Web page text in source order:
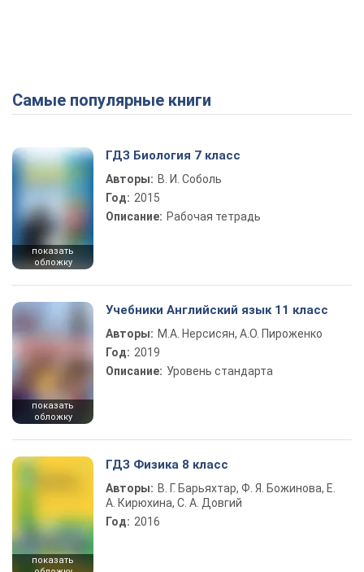
Самые популярные книги
показать
обложку
ГДЗ Биология 7 класс
Авторы: В. И. Соболь
Год: 2015
Описание: Рабочая тетрадь
показать
обложку
Учебники Английский язык 11 класс
Авторы: М.А. Нерсисян, А.О. Пироженко
Год: 2019
Описание: Уровень стандарта
показать
ГДЗ Физика 8 класс
Авторы: В. Г. Барьяхтар, Ф. Я. Божинова, Е.
А. Кирюхина, С. А. Довгий
Год: 2016